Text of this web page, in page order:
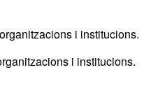
i institucions.
i institucions.